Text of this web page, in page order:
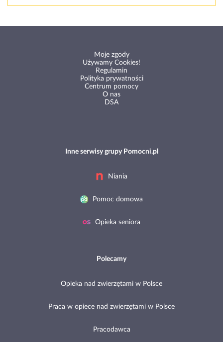
Moje zgody
Używamy Cookies!
Regulamin
Polityka prywatności
Centrum pomocy
O nas
DSA
Inne serwisy grupy Pomocni.pl
Niania
Pomoc domowa
Opieka seniora
Polecamy
Opieka nad zwierzętami w Polsce
Praca w opiece nad zwierzętami w Polsce
Pracodawca